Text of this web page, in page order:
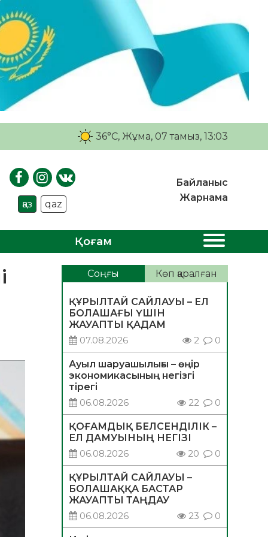
36°C, Жұма, 07 тамыз, 13:03
қаз qaz
Байланыс
Жарнама
Қоғам
Соңғы Көп қаралған
ҚҰРЫЛТАЙ САЙЛАУЫ – ЕЛ
БОЛАШАҒЫ ҮШІН
ЖАУАПТЫ ҚАДАМ
07.08.2026
2 0
Ауыл шаруашылығы – өңір
экономикасының негізгі
тірегі
06.08.2026
22 0
ҚОҒАМДЫҚ БЕЛСЕНДІЛІК –
ЕЛ ДАМУЫНЫҢ НЕГІЗІ
06.08.2026
20 0
ҚҰРЫЛТАЙ САЙЛАУЫ –
БОЛАШАҚҚА БАСТАР
ЖАУАПТЫ ТАҢДАУ
06.08.2026
23 0